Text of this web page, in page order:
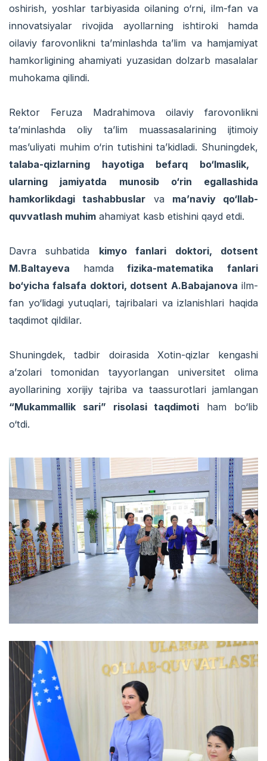
oshirish, yoshlar tarbiyasida oilaning o‘rni, ilm-fan va
innovatsiyalar rivojida ayollarning ishtiroki hamda
oilaviy farovonlikni ta’minlashda ta’lim va hamjamiyat
hamkorligining ahamiyati yuzasidan dolzarb masalalar
muhokama qilindi.
Rektor Feruza Madrahimova oilaviy farovonlikni
ta’minlashda oliy ta’lim muassasalarining ijtimoiy
mas’uliyati muhim o‘rin tutishini ta’kidladi. Shuningdek,
talaba-qizlarning hayotiga befarq bo‘lmaslik,
ularning jamiyatda munosib o‘rin egallashida
hamkorlikdagi tashabbuslar va ma’naviy qo‘llab-
quvvatlash muhim ahamiyat kasb etishini qayd etdi.
Davra suhbatida kimyo fanlari doktori, dotsent
M.Baltayeva hamdafizika-matematika fanlari
bo‘yicha falsafa doktori, dotsent A.Babajanova ilm-
fan yo‘lidagi yutuqlari, tajribalari va izlanishlari haqida
taqdimot qildilar.
Shuningdek, tadbir doirasida Xotin-qizlar kengashi
a’zolari tomonidan tayyorlangan universitet olima
ayollarining xorijiy tajriba va taassurotlari jamlangan
“Mukammallik sari” risolasi taqdimoti ham bo‘lib
o‘tdi.